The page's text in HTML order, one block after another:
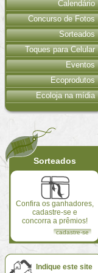
Calendário
Concurso de Fotos
Sorteados
Toques para Celular
Eventos
Ecoprodutos
Ecoloja na mídia
Sorteados
Confira os ganhadores,
cadastre-se e
concorra a prêmios!
cadastre-se
Indique este site